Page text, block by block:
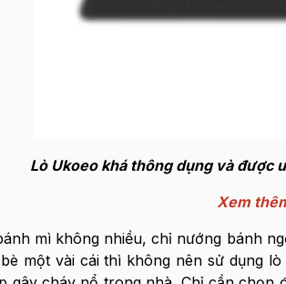
Lò Ukoeo khá thông dụng và được
Xem
mì không nhiều, chỉ nướng bánh
một vài cái thì không nên sử dụng